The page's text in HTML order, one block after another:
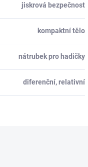
jiskrová bezpečnost
kompaktní tělo
nátrubek pro hadičky
diferenční, relativní